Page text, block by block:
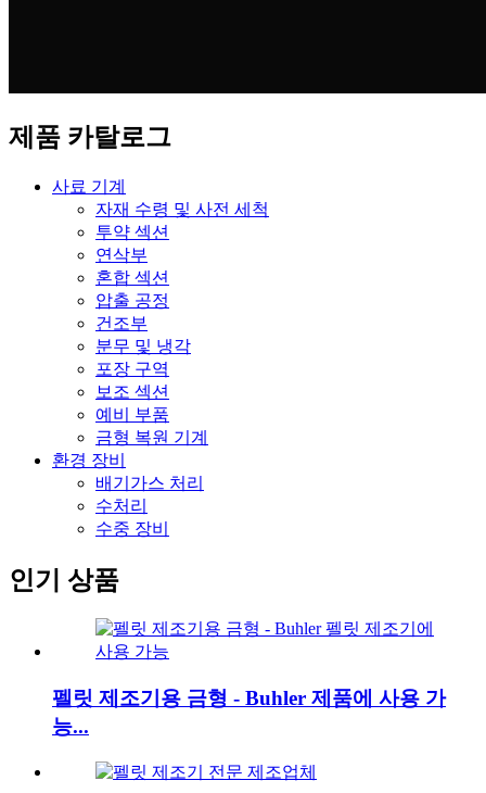
제품 카탈로그
사료 기계
자재 수령 및 사전 세척
투약 섹션
연삭부
혼합 섹션
압출 공정
건조부
분무 및 냉각
포장 구역
보조 섹션
예비 부품
금형 복원 기계
환경 장비
배기가스 처리
수처리
수중 장비
인기 상품
펠릿 제조기용 금형 - Buhler 제품에 사용 가
능...